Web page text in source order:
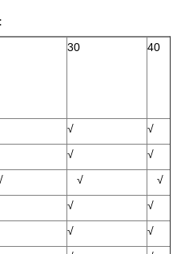
30 40
√
√
√
√
√
√
√
√
√
√